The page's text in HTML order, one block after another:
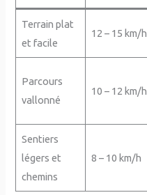
Terrain plat
et facile
12 – 15 km/h
Parcours
vallonné
10 – 12 km/h
Sentiers
légers et
chemins
8 – 10 km/h